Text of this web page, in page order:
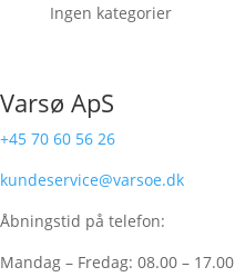
Ingen kategorier
Varsø ApS
+45 70 60 56 26
kundeservice@varsoe.dk
Åbningstid på telefon:
Mandag – Fredag: 08.00 – 17.00